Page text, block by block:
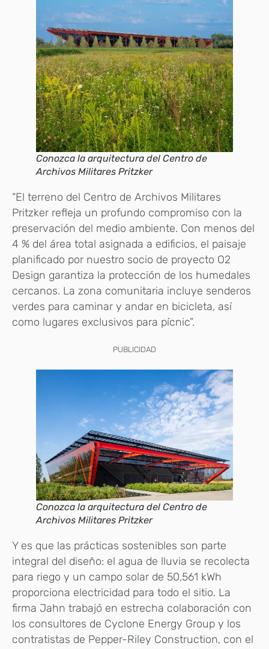
Conozca la arquitectura del Centro de
Archivos Militares Pritzker
“El terreno del Centro de Archivos Militares
Pritzker refleja un profundo compromiso con la
preservación del medio ambiente. Con menos del
4 % del área total asignada a edificios, el paisaje
planificado por nuestro socio de proyecto O2
Design garantiza la protección de los humedales
cercanos. La zona comunitaria incluye senderos
verdes para caminar y andar en bicicleta, así
como lugares exclusivos para pícnic”.
PUBLICIDAD
Conozca la arquitectura del Centro de
Archivos Militares Pritzker
Y es que las prácticas sostenibles son parte
integral del diseño: el agua de lluvia se recolecta
para riego y un campo solar de 50,561 kWh
proporciona electricidad para todo el sitio. La
firma Jahn trabajó en estrecha colaboración con
los consultores de Cyclone Energy Group y los
contratistas de Pepper-Riley Construction, con el